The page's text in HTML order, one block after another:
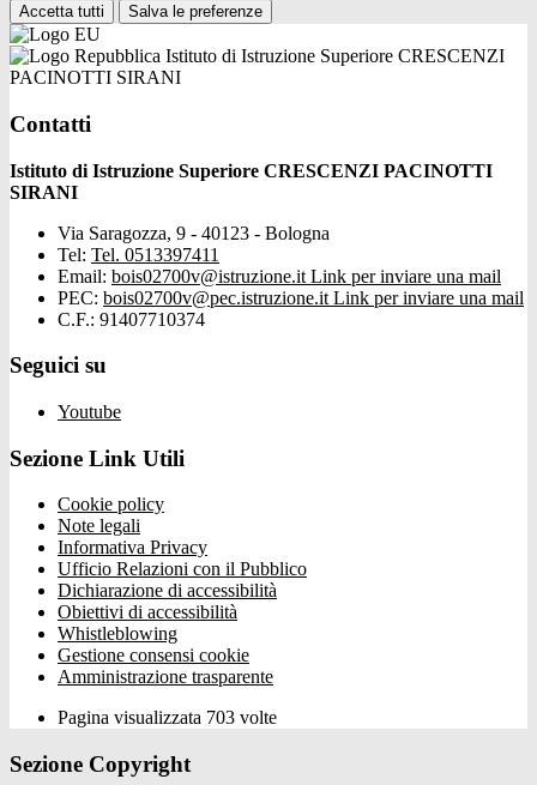
Accetta tutti Salva le preferenze
Istituto di Istruzione Superiore CRESCENZI
PACINOTTI SIRANI
Contatti
Istituto di Istruzione Superiore CRESCENZI PACINOTTI
SIRANI
Via Saragozza, 9 - 40123 - Bologna
Tel: Tel. 0513397411
Email: bois02700v@istruzione.it Link per inviare una mail
PEC: bois02700v@pec.istruzione.it Link per inviare una mail
C.F.: 91407710374
Seguici su
Youtube
Sezione Link Utili
Cookie policy
Note legali
Informativa Privacy
Ufficio Relazioni con il Pubblico
Dichiarazione di accessibilità
Obiettivi di accessibilità
Whistleblowing
Gestione consensi cookie
Amministrazione trasparente
Pagina visualizzata 703 volte
Sezione Copyright